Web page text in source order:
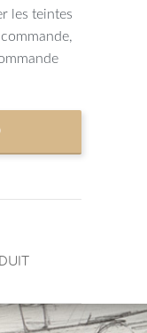
les teintes